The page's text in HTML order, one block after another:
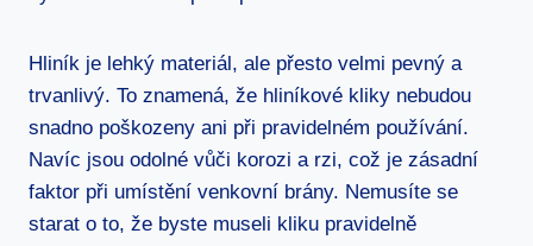
Hliník ⁣je lehký materiál, ale přesto velmi​ pevný a
trvanlivý. To znamená, že hliníkové kliky nebudou
snadno poškozeny​ ani při pravidelném používání.⁢
Navíc jsou odolné vůči korozi a rzi, což je zásadní
faktor‍ při⁤ umístění venkovní brány. Nemusíte ‌se
starat‍ o to, že byste‌ museli kliku​ pravidelně